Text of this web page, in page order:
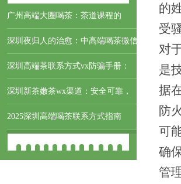
‌广州高端大圈喝茶‌：茶道课程的
深圳夜归人的治愈：中高端喝茶微信
深圳高端茶联系方式vx防骗手册：
深圳新茶嫩茶wx渠道：安全可靠，
2025深圳高端喝茶联系方式指南
的
受
对
是
据
防
可
确
管